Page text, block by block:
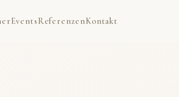
EventsReferenzenKontakt